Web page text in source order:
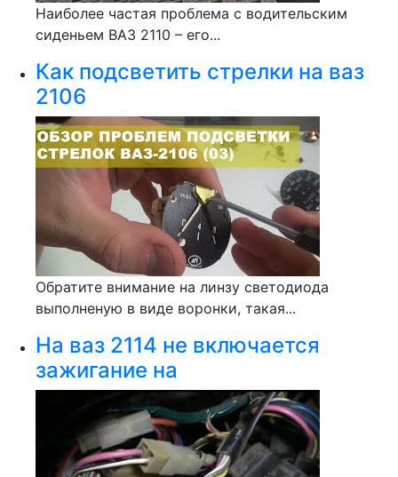
Наиболее частая проблема с водительским
сиденьем ВАЗ 2110 – его...
Как подсветить стрелки на ваз
2106
Обратите внимание на линзу светодиода
выполненую в виде воронки, такая...
На ваз 2114 не включается
зажигание на